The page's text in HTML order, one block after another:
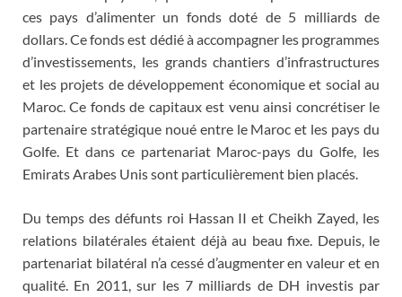
ces pays d’alimenter un fonds doté de 5 milliards de
dollars. Ce fonds est dédié à accompagner les programmes
d’investissements, les grands chantiers d’infrastructures
et les projets de développement économique et social au
Maroc. Ce fonds de capitaux est venu ainsi concrétiser le
partenaire stratégique noué entre le Maroc et les pays du
Golfe. Et dans ce partenariat Maroc-pays du Golfe, les
Emirats Arabes Unis sont particulièrement bien placés.
Du temps des défunts roi Hassan II et Cheikh Zayed, les
relations bilatérales étaient déjà au beau fixe. Depuis, le
partenariat bilatéral n’a cessé d’augmenter en valeur et en
qualité. En 2011, sur les 7 milliards de DH investis par